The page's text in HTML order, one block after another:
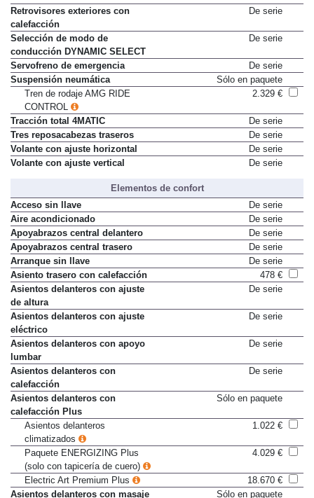
antideslumbramiento automático
Retrovisores exteriores con
calefacción
Selección de modo de
conducción DYNAMIC SELECT
Servofreno de emergencia
De serie
Suspensión neumática
Sólo en paquete
Tren de rodaje AMG RIDE
CONTROL
Tracción total 4MATIC
De serie
Tres reposacabezas traseros
De serie
Volante con ajuste horizontal
De serie
Elementos de confort
Acceso sin llave
De serie
Aire acondicionado
De serie
Apoyabrazos central delantero
De serie
Apoyabrazos central trasero
De serie
Arranque sin llave
De serie
Asiento trasero con calefacción
478 €
Asientos delanteros con ajuste
de altura
Asientos delanteros con ajuste
eléctrico
Asientos delanteros con apoyo
lumbar
Asientos delanteros con
calefacción
Asientos delanteros con
calefacción Plus
Asientos delanteros
climatizados
Paquete ENERGIZING Plus
(solo con tapicería de cuero)
Electric Art Premium Plus
18.670 €